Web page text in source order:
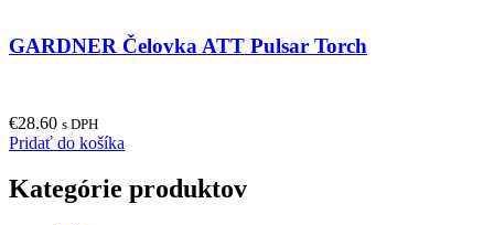
variants.
chosen
the
product
GARDNER Čelovka ATT Pulsar Torch
€28.60 s DPH
Pridať do košíka
Kategórie produktov